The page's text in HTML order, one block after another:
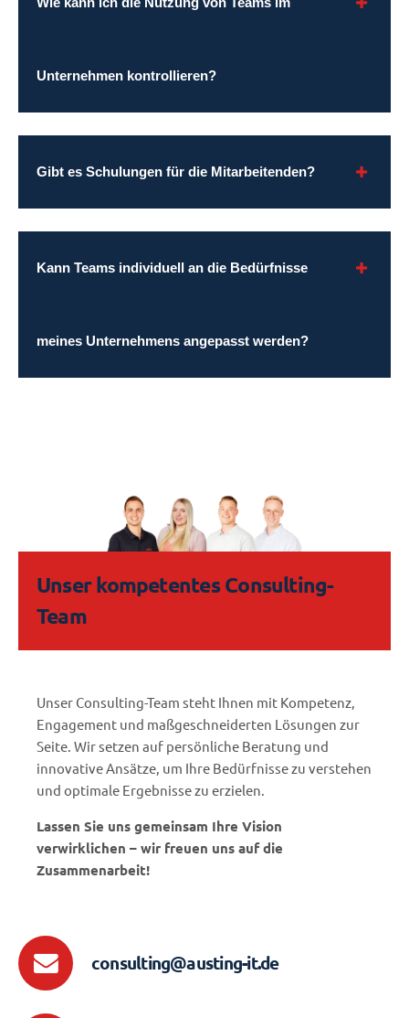
Unternehmen kontrollieren?
Gibt es Schulungen für die Mitarbeitenden?
Kann Teams individuell an die Bedürfnisse
meines Unternehmens angepasst werden?
Unser kompetentes Consulting-
Team
Unser Consulting-Team steht Ihnen mit Kompetenz,
Engagement und maßgeschneiderten Lösungen zur
Seite. Wir setzen auf persönliche Beratung und
innovative Ansätze, um Ihre Bedürfnisse zu verstehen
und optimale Ergebnisse zu erzielen.
Lassen Sie uns gemeinsam Ihre Vision
verwirklichen – wir freuen uns auf die
Zusammenarbeit!
consulting@austing-it.de